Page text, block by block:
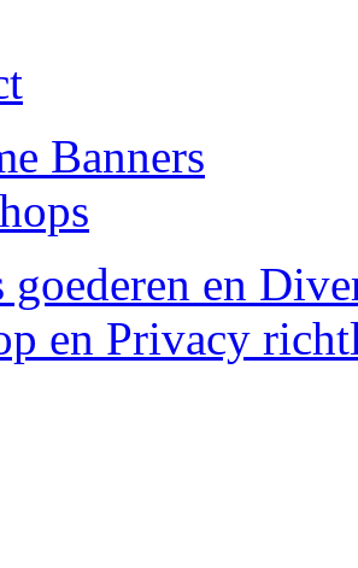
Banners
goederen en
en Privacy